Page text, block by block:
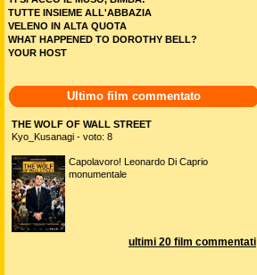
TUTTE INSIEME ALL'ABBAZIA
VELENO IN ALTA QUOTA
WHAT HAPPENED TO DOROTHY BELL?
YOUR HOST
Ultimo film commentato
THE WOLF OF WALL STREET
Kyo_Kusanagi - voto: 8
Capolavoro! Leonardo Di Caprio
monumentale
ultimi 20 film commentati